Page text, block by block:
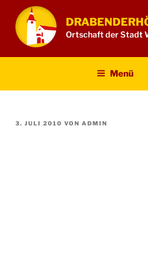
Inhalt
springen
Ortschaft der Stadt
Menü
VERÖFFENTLICHT
3. JULI 2010 VON ADMIN